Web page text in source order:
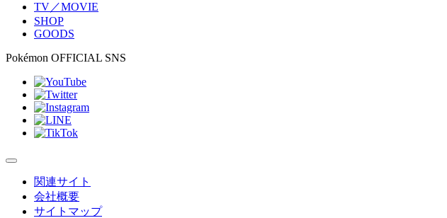
TV／MOVIE
SHOP
GOODS
Pokémon OFFICIAL SNS
関連サイト
会社概要
サイトマップ